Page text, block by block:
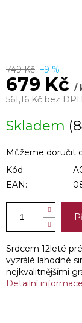
749 Kč –9 %
679 Kč/
561,16 Kč bez DPH
cena:
Skladem
Můžeme doručit
Kód:
EAN:
Srdcem 12leté
vyzrálé lahodné
nejkvalitnějšími
Detailní informace